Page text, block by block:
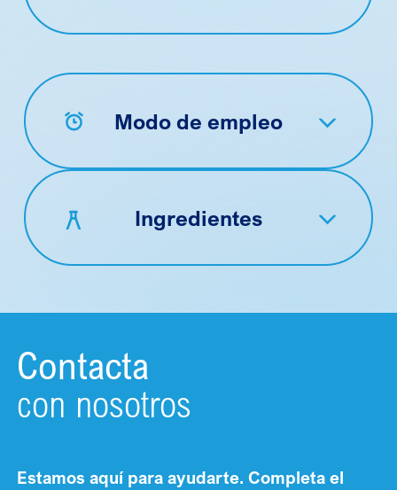
Modo de empleo
Ingredientes
Contacta
con nosotros
Estamos aquí para ayudarte. Completa el